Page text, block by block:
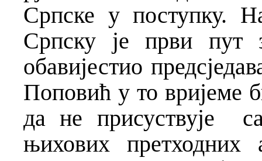
Српске у поступку.
Српску је први пут
обавијестио
Поповић у то вријеме
да не присуствује
њихових претходних